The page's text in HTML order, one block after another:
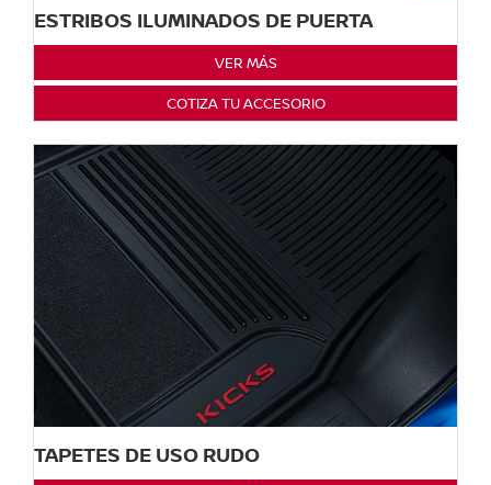
ESTRIBOS ILUMINADOS DE PUERTA
VER MÁS
COTIZA TU ACCESORIO
TAPETES DE USO RUDO